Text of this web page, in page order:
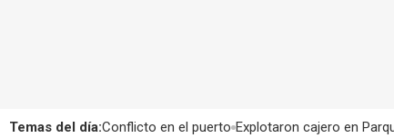
Temas del día:Conflicto en el puerto Explotaron cajero en